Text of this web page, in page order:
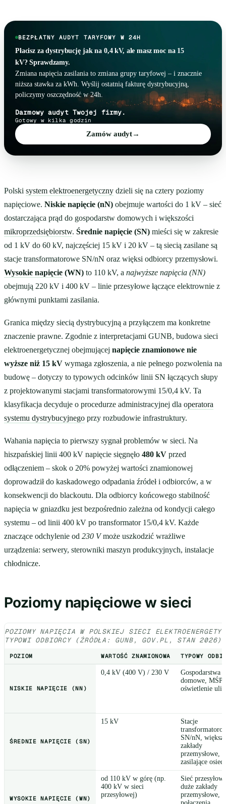
BEZPŁATNY AUDYT TARYFOWY W 24H
Płacisz za dystrybucję jak na 0,4 kV, ale masz moc na 15
kV? Sprawdzamy.
Zmiana napięcia zasilania to zmiana grupy taryfowej – i znacznie
niższa stawka za kWh. Wyślij ostatnią fakturę dystrybucyjną,
policzymy oszczędność w 24h.
Zamów audyt→
Darmowy audyt Twojej firmy.
Gotowy w kilka godzin
Polski system elektroenergetyczny dzieli się na cztery poziomy
napięciowe. Niskie napięcie (nN) obejmuje wartości do 1 kV – sieć
dostarczająca prąd do gospodarstw domowych i większości
mikroprzedsiębiorstw. Średnie napięcie (SN) mieści się w zakresie
od 1 kV do 60 kV, najczęściej 15 kV i 20 kV – tą siecią zasilane są
stacje transformatorowe SN/nN oraz więksi odbiorcy przemysłowi.
Wysokie napięcie (WN) to 110 kV, a najwyższe napięcia (NN)
obejmują 220 kV i 400 kV – linie przesyłowe łączące elektrownie z
głównymi punktami zasilania.
Granica między siecią dystrybucyjną a przyłączem ma konkretne
znaczenie prawne. Zgodnie z interpretacjami GUNB, budowa sieci
elektroenergetycznej obejmującej napięcie znamionowe nie
wyższe niż 15 kV wymaga zgłoszenia, a nie pełnego pozwolenia na
budowę – dotyczy to typowych odcinków linii SN łączących słupy
z projektowanymi stacjami transformatorowymi 15/0,4 kV. Ta
klasyfikacja decyduje o procedurze administracyjnej dla operatora
systemu dystrybucyjnego przy rozbudowie infrastruktury.
Wahania napięcia to pierwszy sygnał problemów w sieci. Na
hiszpańskiej linii 400 kV napięcie sięgnęło 480 kV przed
odłączeniem – skok o 20% powyżej wartości znamionowej
doprowadził do kaskadowego odpadania źródeł i odbiorców, a w
konsekwencji do blackoutu. Dla odbiorcy końcowego stabilność
napięcia w gniazdku jest bezpośrednio zależna od kondycji całego
systemu – od linii 400 kV po transformator 15/0,4 kV. Każde
znaczące odchylenie od 230 Vmoże uszkodzić wrażliwe
urządzenia: serwery, sterowniki maszyn produkcyjnych, instalacje
chłodnicze.
Poziomy napięciowe w sieci
POZIOMY NAPIĘCIA W POLSKIEJ SIECI
TYPOWI ODBIORCY (ŹRÓDŁA: GUNB, GOV.PL, STAN 2026)
POZIOM WARTOŚĆ ZNAMIONOWA TYPOWY
NISKIE NAPIĘCIE (NN)
0,4 kV (400 V) / 230 V
Gospodarstwa
domowe, MŚP,
oświetlenie
ŚREDNIE NAPIĘCIE (SN)
15 kV
Stacje
SN/nN, większe
zakłady
przemysłowe,
zasilające
WYSOKIE NAPIĘCIE (WN)
od 110 kV w górę (np.
400 kV w sieci
przesyłowej)
Sieć
duże zakłady
przemysłowe,